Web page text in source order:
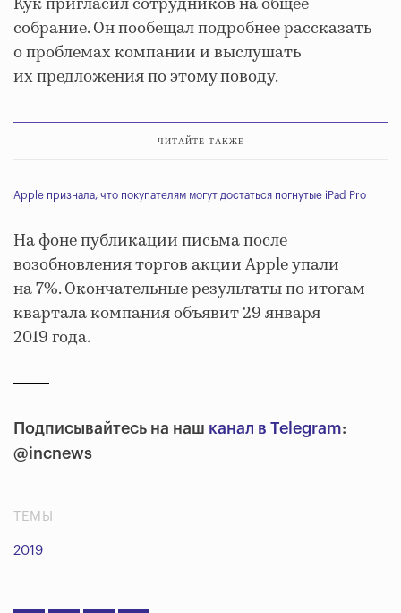
собрание. Он пообещал подробнее рассказать
о проблемах компании и выслушать
их предложения по этому поводу.
ЧИТАЙТЕ ТАКЖЕ
Apple признала, что покупателям могут достаться погнутые iPad Pro
На фоне публикации письма после
возобновления торгов акции Apple упали
на 7%. Окончательные результаты по итогам
квартала компания объявит 29 января
2019 года.
Подписывайтесь на наш канал в Telegram:
@incnews
ТЕМЫ
2019